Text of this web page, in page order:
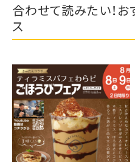
合わせて読みたい！お
ス